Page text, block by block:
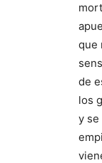
que
de
los
y se